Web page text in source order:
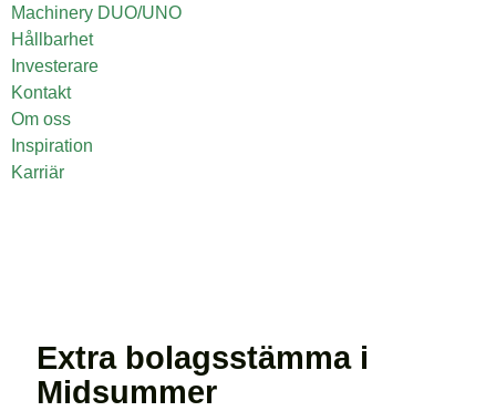
Machinery DUO/UNO
Hållbarhet
Investerare
Kontakt
Om oss
Inspiration
Karriär
Extra bolagsstämma i
Midsummer